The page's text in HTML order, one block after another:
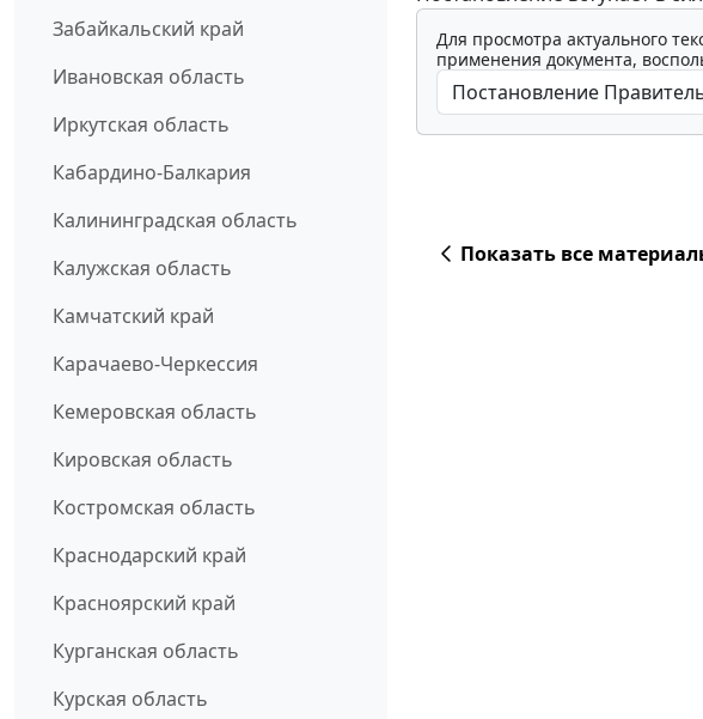
Забайкальский край
Ивановская область
Иркутская область
Кабардино-Балкария
Калининградская область
Калужская область
Камчатский край
Карачаево-Черкессия
Кемеровская область
Кировская область
Костромская область
Краснодарский край
Красноярский край
Курганская область
Курская область
Для просмотра актуального
применения документа,
Показать все